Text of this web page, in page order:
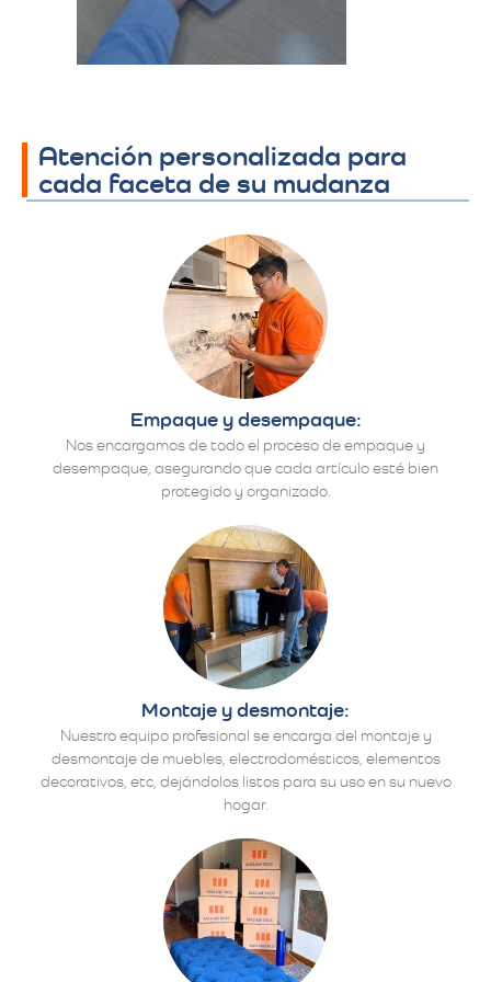
detalles finales.​
Atención personalizada para
cada faceta de su mudanza
Empaque y desempaque:
Nos encargamos de todo el proceso de empaque y
desempaque, asegurando que cada artículo esté bien
protegido y organizado.
Montaje y desmontaje:
Nuestro equipo profesional se encarga del montaje y
desmontaje de muebles, electrodomésticos, elementos
decorativos, etc, dejándolos listos para su uso en su nuevo
hogar.